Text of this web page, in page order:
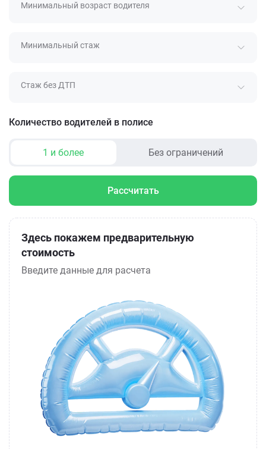
Минимальный возраст водителя
Минимальный стаж
Стаж без ДТП
Количество водителей в полисе
1 и более Без ограничений
Рассчитать
Здесь покажем предварительную
стоимость
Введите данные для расчета